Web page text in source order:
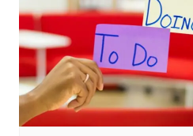
a
t
i
o
n